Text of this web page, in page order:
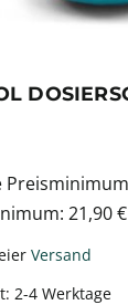
21,90€
Versand
2-4 Werktage